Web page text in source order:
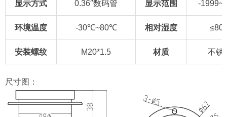
显示方式 0.36″数码管 显示范围 -
环境温度 -30℃~80℃ 相对湿度
安装螺纹 M20*1.5 材质 不锈
尺寸图：